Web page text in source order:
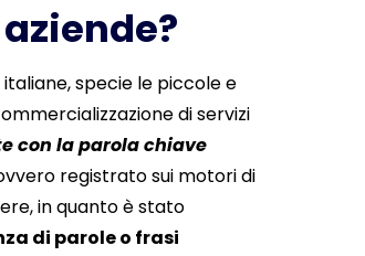
specie le piccole e
di servizi
con la parola chiave
registrato sui motori di
in quanto è stato
di parole o frasi